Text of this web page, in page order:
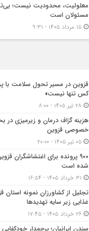
معلولیت، محدودیت نیست؛
مسئولان است
۱۵ مرداد ۱۴۰۵ - ۹:۳۱
قزوین در مسیر تحول سلامت
کس تنها نیست»
هزینه‌ گزاف درمان و زیرمیزی
خصوصی قزوین
۰۵ تیر ۱۴۰۵ - ۲۰:۰۰
۹۰۰ پرونده برای اغتشاشگران
شده است
تجلیل از کشاورزان نمونه استان
غذایی زیر سایه تهدیدها
۲۶ خرداد ۱۴۰۵ - ۱۷:۴۵
سندن ایرانیان؛ پرچمدار